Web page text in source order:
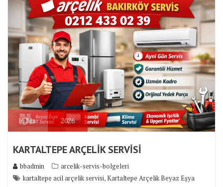
16Mar 2026
KARTALTEPE ARÇELİK SERVİSİ
bbadmin
arcelik-servis-bolgeleri
kartaltepe acil arçelik servisi,Kartaltepe Arçelik Beyaz Eşya